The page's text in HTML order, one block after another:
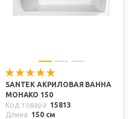
SANTEK АКРИЛОВАЯ ВАННА
МОНАКО 150
Код товара
15813
Длина
150 см